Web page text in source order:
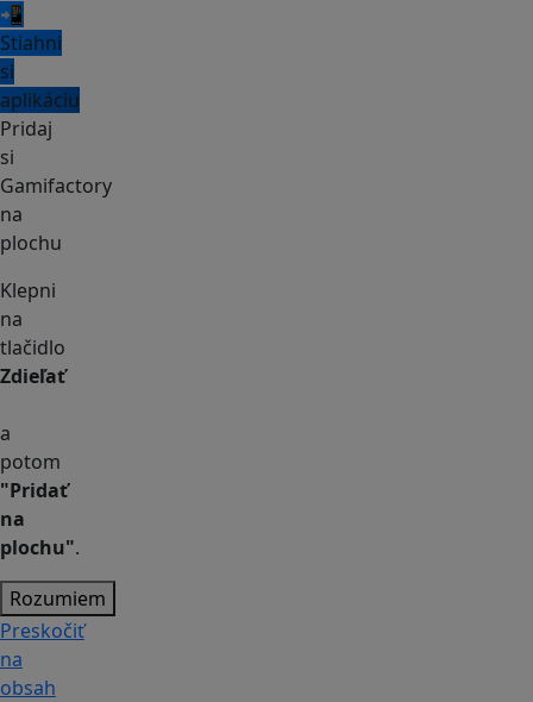
📲
Stiahni
si
aplikáciu
Pridaj
si
Gamifactory
na
plochu
Klepni
na
tlačidlo
Zdieľať
a
potom
"Pridať
na
plochu".
Rozumiem
Preskočiť
na
obsah